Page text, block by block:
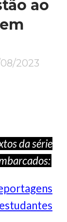
ao
2023
da série